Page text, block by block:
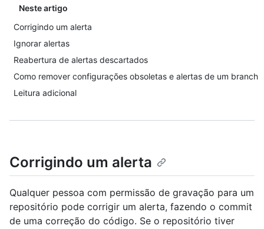
Neste artigo
Corrigindo um alerta
Ignorar alertas
Reabertura de alertas descartados
Como remover configurações obsoletas e alertas de um branch
Leitura adicional
Corrigindo um alerta
Qualquer pessoa com permissão de gravação para um
repositório pode corrigir um alerta, fazendo o commit
de uma correção do código. Se o repositório tiver